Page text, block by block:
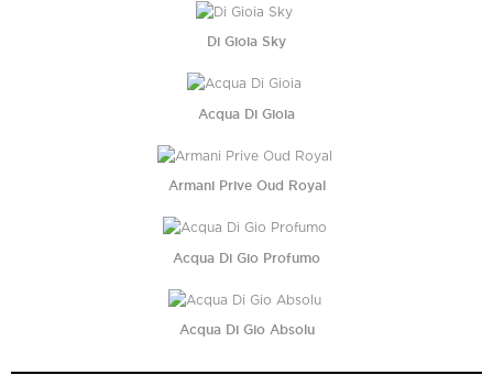
Di Gioia Sky
Acqua Di Gioia
Armani Prive Oud Royal
Acqua Di Gio Profumo
Acqua Di Gio Absolu